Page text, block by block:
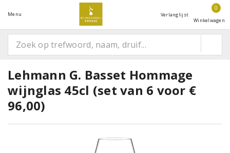
Menu Verlanglijst
0
Winkelwagen
Lehmann G. Basset Hommage
wijnglas 45cl (set van 6 voor €
96,00)